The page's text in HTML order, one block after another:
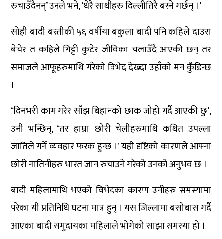
रुचाउँदैनन्’ उनले भने, ‘धेरै साथीहरु दिल्लीतिरै बस्ने गर्छन् ।’
सोही बादी बस्तीकी ५६ वर्षीया बकुला बादी पनि कहिले दाउरा
बेचेर त कहिले गिट्टी कुटेर जीविका चलाउँदै आएकी छन् तर
समाजले आफूहरुमाथि गरेको विभेद देख्दा उहाँको मन कुँडिन्छ
।
‘दिनभरी काम गरेर साँझ बिहानको छाक जोहो गर्दै आएकी छु’,
उनी भन्छिन्, ‘तर हाम्रा छोरी चेलीहरुमाथि कथित उपल्ला
जातिले गर्ने व्यवहार फरक हुन्छ ।’ यही दृष्टिको कारणले आफ्ना
छोरी नातिनीहरु भारत जान रुचाउने गरेको उनको अनुभव छ ।
बादी महिलामाथि भएको विभेदका कारण उनीहरु समस्यामा
परेका यी प्रतिनिधि घटना मात्र हुन् । यस जिल्लामा बसोबास गर्दै
आएका बादी समुदायका महिलाले भोगेको साझा समस्या हो ।